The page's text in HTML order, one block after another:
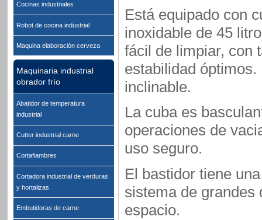
Cocinas industriales
Robot de cocina industrial
Maquina elaboración cerveza
Maquinaria industrial
obrador frío
Abatidor de temperatura
industrial
Cutter industrial carne
Cortafiambres
Cortadora industrial de verduras
y hortalizas
Embutidoras de carne
Está equipado con
inoxidable de 45
fácil de limpiar, con
estabilidad
inclinable.
La cuba es
operaciones de
uso seguro.
El bastidor tiene
sistema de grandes
espacio.